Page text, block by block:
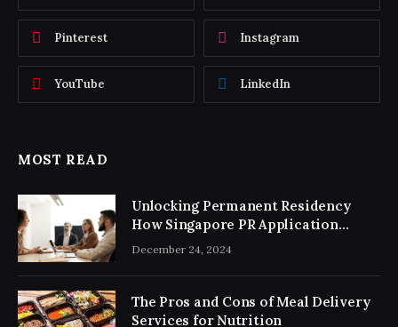
Pinterest Instagram
YouTube LinkedIn
MOST READ
Unlocking Permanent Residency
How Singapore PR Application
Consultancy Simplifies the Process
December 24, 2024
The Pros and Cons of Meal Delivery
Services for Nutrition